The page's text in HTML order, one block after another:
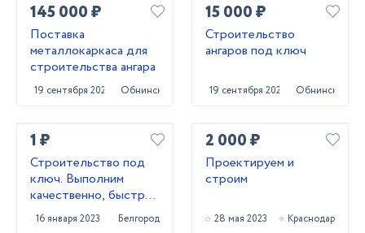
145 000 ₽
Поставка
металлокаркаса для
строительства ангара
19 сентября 2024 Обнинск
15 000 ₽
Строительство
ангаров под ключ
19 сентября 2024 Обнинск
1 ₽
Строительство под
ключ. Выполним
качественно, быстро,
подскажем лучшее!
16 января 2023 Белгород
2 000 ₽
Проектируем и
строим
28 мая 2023 Краснодар